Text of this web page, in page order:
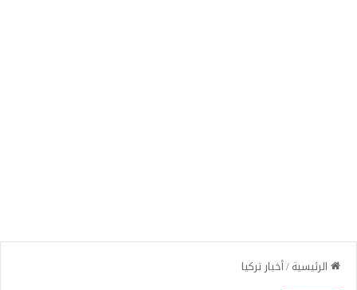
الرئيسية/أخبار تركيا